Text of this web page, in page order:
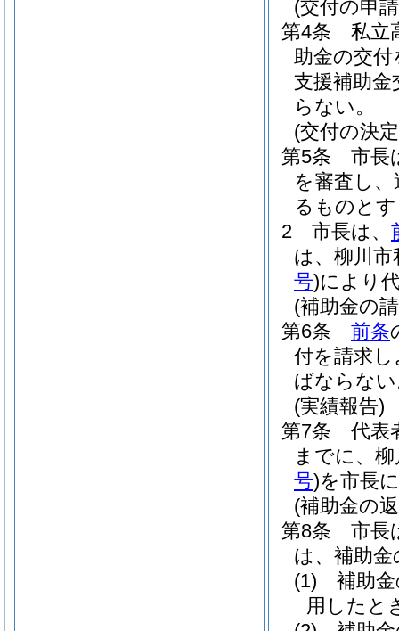
(交付の申
第4条
私立
助金の交
支援補助金
らない。
(交付の決
第5条
市長
を審査し
るものと
2
市長は、
は、柳川市
号)により
(補助金の
第6条
前条
付を請求
ばならな
(実績報告)
第7条
代表
までに、
号)を市長
(補助金の
第8条
市長
は、補助
(1)
補助
用したと